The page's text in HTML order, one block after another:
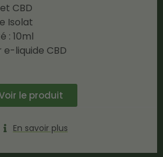
CBD
Isolat
: 10ml
e-liquide CBD
le produit
En savoir plus